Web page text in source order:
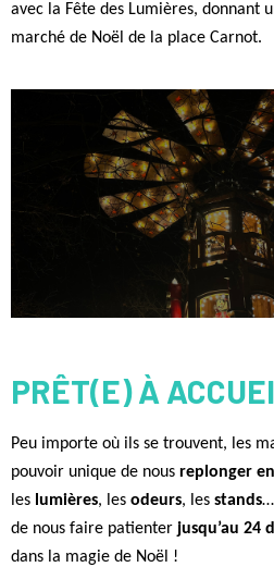
avec la Fête des Lumières, donnant
marché de Noël de la place Carnot.
PRÊT(E) À
Peu importe où ils se trouvent, les
pouvoir unique de nous replonger
les lumières, les odeurs, les stands…
de nous faire patienter jusqu’au 24
dans la magie de Noël !